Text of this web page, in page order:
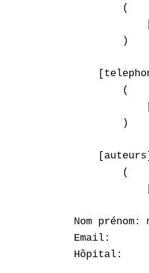
        (
        )
        (
        )
        (
Nom
Email:
Hôpital: